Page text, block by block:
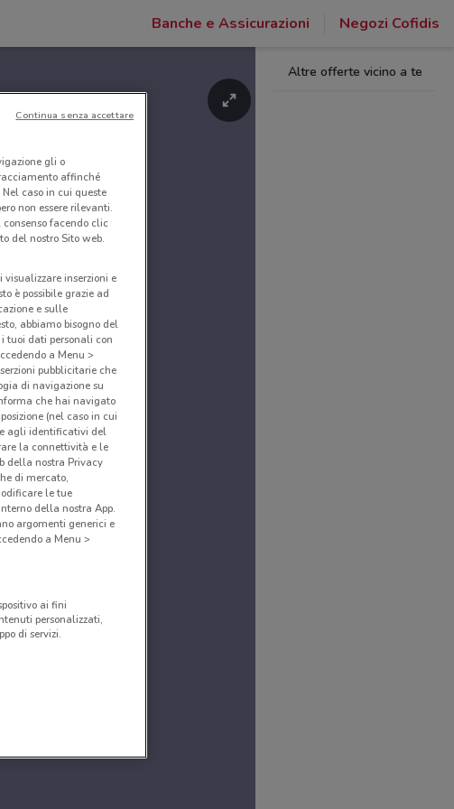
Banche e Assicurazioni Negozi Cofidis
Altre offerte vicino a te
gli o
affinché
caso in cui queste
non essere rilevanti.
facendo clic
del nostro Sito web.
inserzioni e
è possibile grazie ad
e sulle
abbiamo bisogno del
tuoi dati personali con
a Menu >
pubblicitarie che
di navigazione su
che hai navigato
(nel caso in cui
agli identificativi del
la connettività e le
della nostra Privacy
di mercato,
le tue
della nostra App.
argomenti generici e
a Menu >
ai fini
personalizzati,
di servizi.
Continua senza accettare